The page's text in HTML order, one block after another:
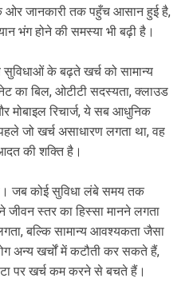
ओर जानकारी तक पहुँच आसान हुई है,
भंग होने की समस्या भी बढ़ी है।
के बढ़ते खर्च को सामान्य
का बिल, ओटीटी सदस्यता, क्लाउड
रिचार्ज, ये सब आधुनिक
जो खर्च असाधारण लगता था, वह
की शक्ति है।
जब कोई सुविधा लंबे समय तक
जीवन स्तर का हिस्सा मानने लगता
बल्कि सामान्य आवश्यकता जैसा
अन्य खर्चों में कटौती कर सकते हैं,
पर खर्च कम करने से बचते हैं।